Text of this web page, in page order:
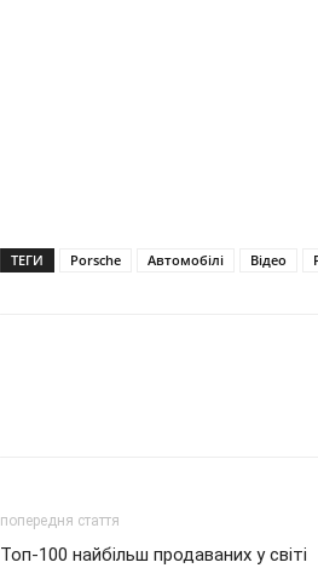
ТЕГИ Porsche Автомобілі Відео
попередня стаття
Топ-100 найбільш продаваних у світі